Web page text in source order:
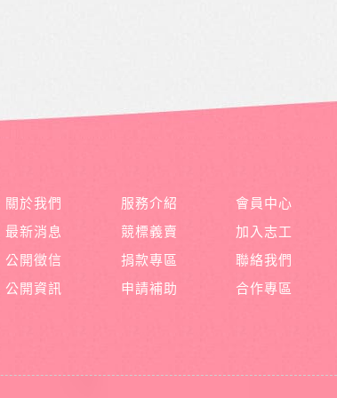
關於我們
最新消息
公開徵信
公開資訊
服務介紹
競標義賣
捐款專區
申請補助
會員中心
加入志工
聯絡我們
合作專區